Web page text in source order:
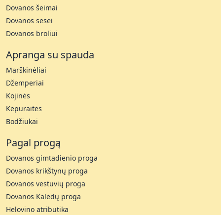
Dovanos šeimai
Dovanos sesei
Dovanos broliui
Apranga su spauda
Marškinėliai
Džemperiai
Kojinės
Kepuraitės
Bodžiukai
Pagal progą
Dovanos gimtadienio proga
Dovanos krikštynų proga
Dovanos vestuvių proga
Dovanos Kalėdų proga
Helovino atributika